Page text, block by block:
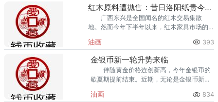
红木原料遭抛售：昔日洛阳纸贵今朝身价大跌
广西东兴是全国闻名的红木交易集散
地。然而今年下半年以来，红木家具市场的
甚至已经开始抛货。现在价格下跌，他已经
停止进货，但不会轻易出货。
油画 393
金银币新一轮升势来临
伴随黄金价格连创新高，今年金银币的
歇夏期提前结束。近期，无论是金银币新
新的升势。业内专家表示，经过歇夏期的修
油画 834